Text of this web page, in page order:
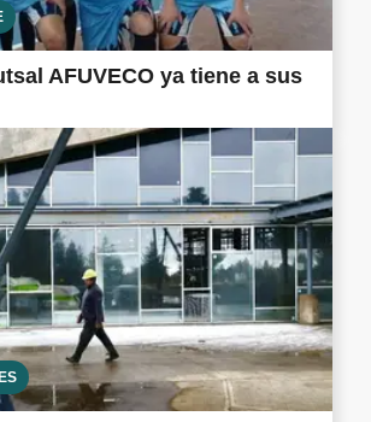
AFUVECO ya tiene a sus